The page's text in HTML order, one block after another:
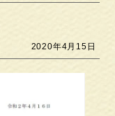
2020年4月15日